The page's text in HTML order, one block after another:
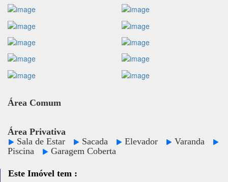
Área Comum
Área Privativa
Sala de Estar
Sacada Elevador
Varanda
Piscina
Garagem Coberta
Este Imóvel tem :